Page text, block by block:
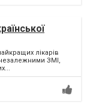
лікарів
ЗМІ,